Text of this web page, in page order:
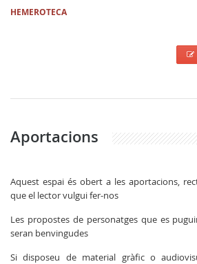
HEMEROTECA
Aportacions
Aquest espai és obert a les aportacions,
que el lector vulgui fer-nos
Les propostes de personatges que es
seran benvingudes
Si disposeu de material gràfic o